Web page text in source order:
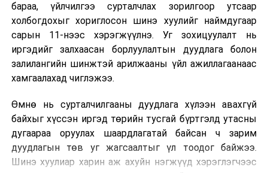
Улаанбаатарт өдөртөө 7 хэм дулаан
ӨМНӨХ МЭДЭЭ
Үс шинээр үргээлгэх буюу засуулбал эрхтэн хурц
болно
бараа, үйлчилгээ сурталчлах зорилгоор утсаар
холбогдохыг хориглосон шинэ хуулийг наймдугаар
сарын 11-нээс хэрэгжүүлнэ. Уг зохицуулалт нь
иргэдийг залхаасан борлуулалтын дуудлага болон
залилангийн шинжтэй арилжааны үйл ажиллагаанаас
хамгаалахад чиглэжээ.
Өмнө нь сурталчилгааны дуудлага хүлээн авахгүй
байхыг хүссэн иргэд төрийн тусгай бүртгэлд утасны
дугаараа оруулах шаардлагатай байсан ч зарим
дуудлагын төв уг жагсаалтыг үл тоодог байжээ.
Шинэ хуулиар харин аж ахуйн нэгжүүд хэрэглэгчээс